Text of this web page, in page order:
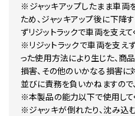
※ジャッキアップしたまま車両
ため、ジャッキアップ後に下降
ずリジットラックで車両を支えて
※リジットラックで車両を支え
った使用方法により生じた、商
損害、その他のいかなる損害に
並びに責務を負いかねますので
※本製品の能力以下で使用して
※ジャッキが倒れたり、沈み込